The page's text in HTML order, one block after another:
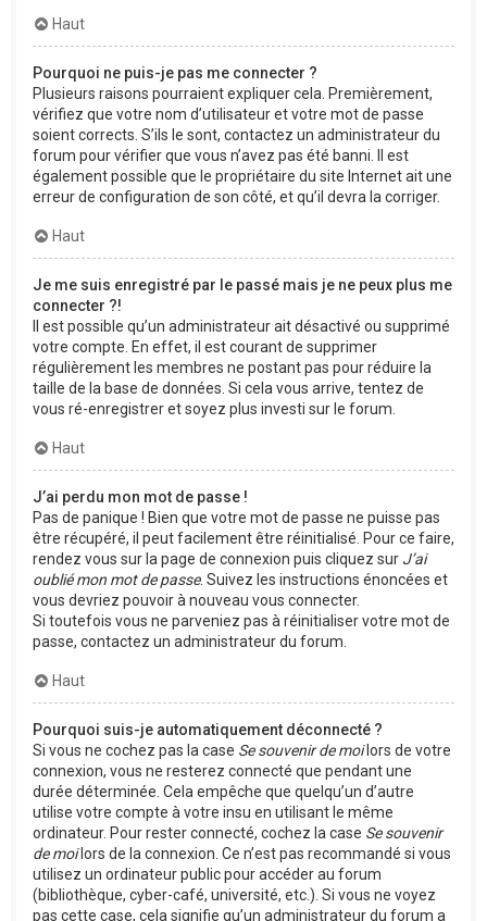
Haut
Pourquoi ne puis-je pas me connecter ?
Plusieurs raisons pourraient expliquer cela. Premièrement,
vérifiez que votre nom d’utilisateur et votre mot de passe
soient corrects. S’ils le sont, contactez un administrateur du
forum pour vérifier que vous n’avez pas été banni. Il est
également possible que le propriétaire du site Internet ait une
erreur de configuration de son côté, et qu’il devra la corriger.
Haut
Je me suis enregistré par le passé mais je ne peux plus me
connecter ?!
Il est possible qu’un administrateur ait désactivé ou supprimé
votre compte. En effet, il est courant de supprimer
régulièrement les membres ne postant pas pour réduire la
taille de la base de données. Si cela vous arrive, tentez de
vous ré-enregistrer et soyez plus investi sur le forum.
Haut
J’ai perdu mon mot de passe !
Pas de panique ! Bien que votre mot de passe ne puisse pas
être récupéré, il peut facilement être réinitialisé. Pour ce faire,
rendez vous sur la page de connexion puis cliquez sur J’ai
oublié mon mot de passe. Suivez les instructions énoncées et
vous devriez pouvoir à nouveau vous connecter.
Si toutefois vous ne parveniez pas à réinitialiser votre mot de
passe, contactez un administrateur du forum.
Haut
Pourquoi suis-je automatiquement déconnecté ?
Si vous ne cochez pas la case Se souvenir de moilors de votre
connexion, vous ne resterez connecté que pendant une
durée déterminée. Cela empêche que quelqu’un d’autre
utilise votre compte à votre insu en utilisant le même
ordinateur. Pour rester connecté, cochez la case Se souvenir
de moilors de la connexion. Ce n’est pas recommandé si vous
utilisez un ordinateur public pour accéder au forum
(bibliothèque, cyber-café, université, etc.). Si vous ne voyez
pas cette case, cela signifie qu’un administrateur du forum a